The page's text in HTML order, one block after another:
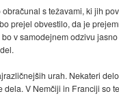
obračunal s težavami, ki jih
prejel obvestilo, da je
v samodejnem odzivu
urah. Nekateri
V Nemčiji in Franciji so